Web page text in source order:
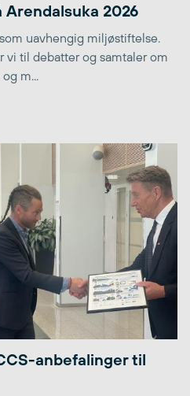
Arendalsuka 2026
uavhengig miljøstiftelse.
vi til debatter og samtaler om
m...
anbefalinger til